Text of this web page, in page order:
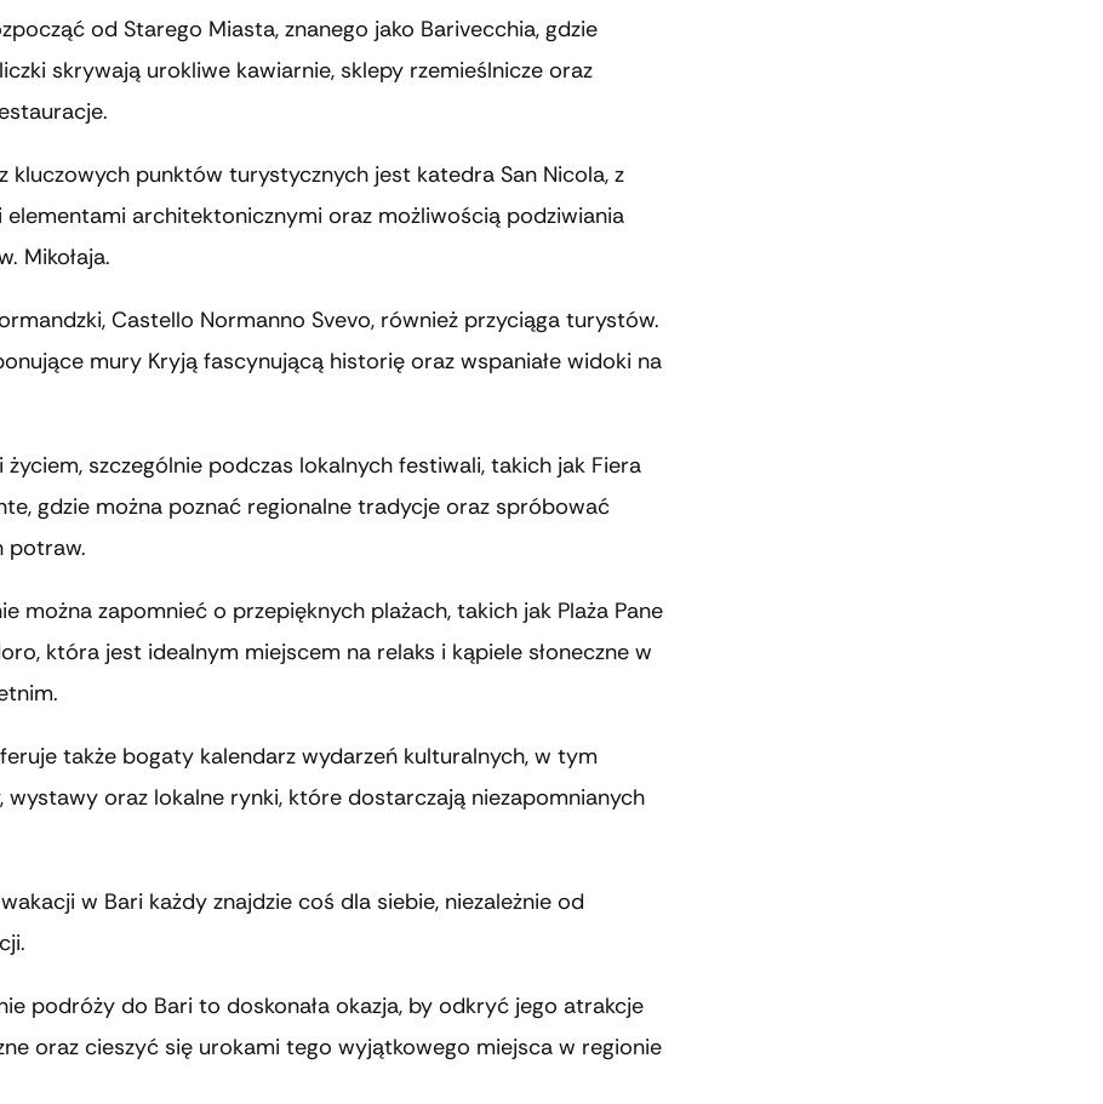
od Starego Miasta, znanego jako Barivecchia, gdzie
skrywają urokliwe kawiarnie, sklepy rzemieślnicze oraz
kluczowych punktów turystycznych jest katedra San Nicola, z
elementami architektonicznymi oraz możliwością podziwiania
Mikołaja.
Castello Normanno Svevo, również przyciąga turystów.
mury Kryją fascynującą historię oraz wspaniałe widoki na
życiem, szczególnie podczas lokalnych festiwali, takich jak Fiera
gdzie można poznać regionalne tradycje oraz spróbować
potraw.
można zapomnieć o przepięknych plażach, takich jak Plaża Pane
która jest idealnym miejscem na relaks i kąpiele słoneczne w
także bogaty kalendarz wydarzeń kulturalnych, w tym
wystawy oraz lokalne rynki, które dostarczają niezapomnianych
w Bari każdy znajdzie coś dla siebie, niezależnie od
podróży do Bari to doskonała okazja, by odkryć jego atrakcje
oraz cieszyć się urokami tego wyjątkowego miejsca w regionie